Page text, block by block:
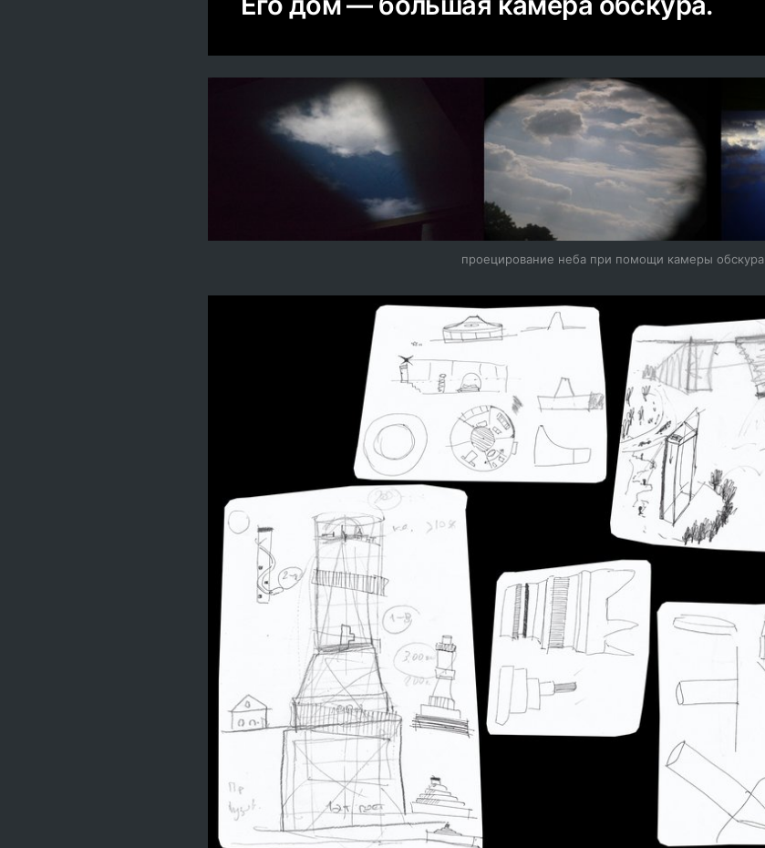
проецирование неба при помощи камеры обскура